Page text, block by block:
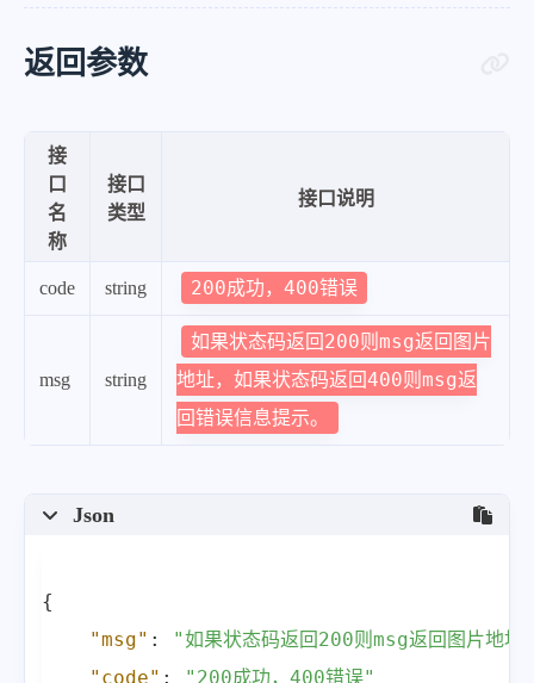
返回参数
接
口
名
称
接口
类型
接口说明
code string 200成功，400错误
msg string
如果状态码返回200则msg返回图片
地址，如果状态码返回400则msg返
回错误信息提示。
Json
{
"msg" :
"如果状态码返回200则msg返回图片地
"code" : "200成功，400错误"